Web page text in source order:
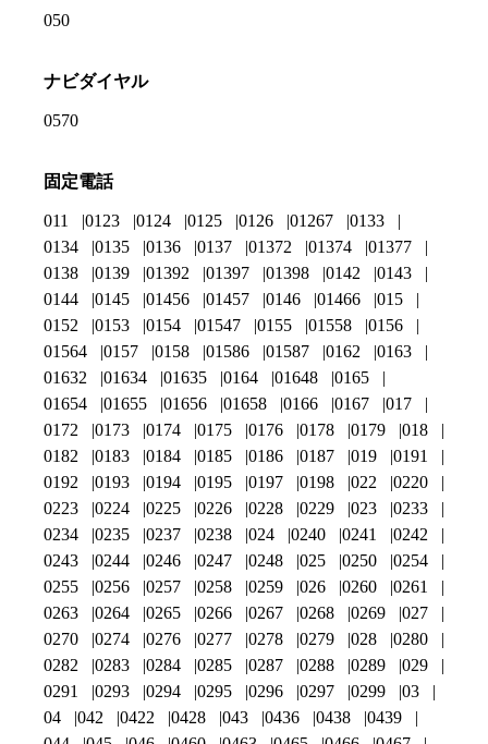
050
ナビダイヤル
0570
固定電話
011 0123 0124 0125 0126 01267
0133
0134
0135 0136 0137 01372 01374
01377
0138
0139 01392 01397 01398 0142
0143
0144
0145 01456 01457 0146 01466
015
0152
0153 0154 01547 0155 01558
0156
01564
0157 0158 01586 01587 0162
0163
01632
01634 01635 0164 01648
0165
01654
01655 01656 01658 0166 0167
017
0172
0173 0174 0175 0176 0178 0179
018
0182
0183 0184 0185 0186 0187 019
0191
0192
0193 0194 0195 0197 0198 022
0220
0223
0224 0225 0226 0228 0229 023
0233
0234
0235 0237 0238 024 0240 0241
0242
0243
0244 0246 0247 0248 025 0250
0254
0255
0256 0257 0258 0259 026 0260
0261
0263
0264 0265 0266 0267 0268 0269
027
0270
0274 0276 0277 0278 0279 028
0280
0282
0283 0284 0285 0287 0288 0289
029
0291
0293 0294 0295 0296 0297 0299
03
04
042 0422 0428 043 0436 0438
0439